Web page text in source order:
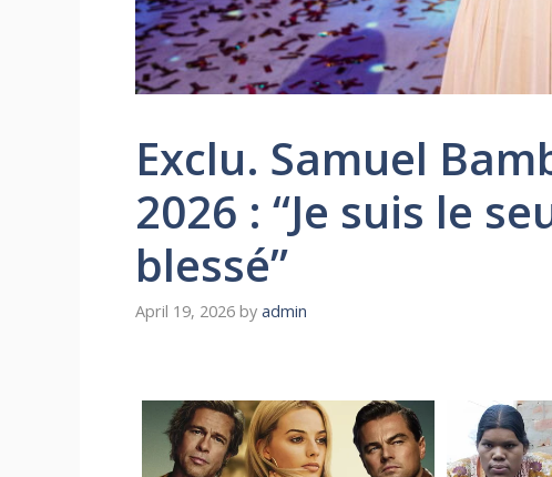
Exclu. Samuel
2026 : “Je suis le
blessé”
April 19, 2026 by admin